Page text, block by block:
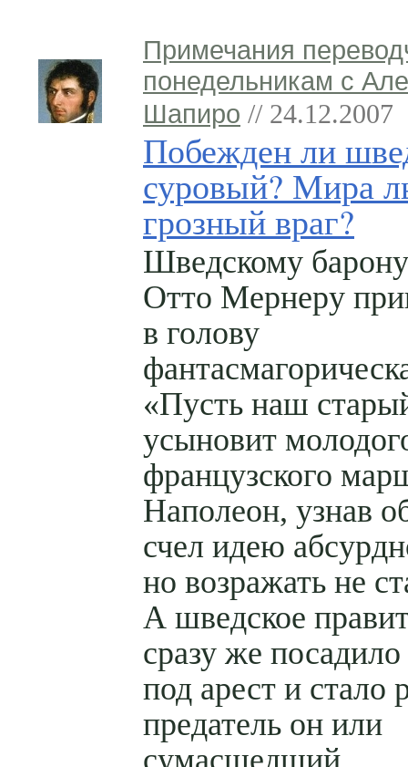
Примечания
понедельникам с
Шапиро // 24.12.2007
Побежден ли
суровый? Мира
грозный враг?
Шведскому
Отто Мернеру
в голову
«Пусть наш
усыновит
французского
Наполеон, узнав
счел идею
но возражать не
А шведское
сразу же
под арест и стало
предатель он или
сумасшедший.